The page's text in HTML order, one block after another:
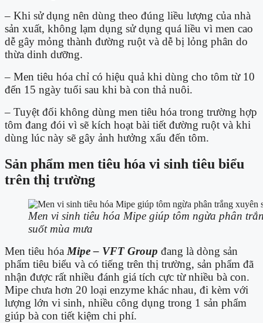
– Khi sử dụng nên dùng theo đúng liều lượng của nhà
sản xuất, không lạm dụng sử dụng quá liều vì men cao
dễ gây mỏng thành đường ruột và dễ bị lỏng phân do
thừa dinh dưỡng.
– Men tiêu hóa chỉ có hiệu quả khi dùng cho tôm từ 10
đến 15 ngày tuổi sau khi bà con thả nuôi.
– Tuyệt đối không dùng men tiêu hóa trong trường hợp
tôm đang đói vì sẽ kích hoạt bài tiết đường ruột và khi
dùng lúc này sẽ gây ảnh hưởng xấu đến tôm.
Sản phẩm men tiêu hóa vi sinh tiêu biểu
trên thị trường
Men vi sinh tiêu hóa Mipe giúp tôm ngừa phân
suốt mùa mưa
Men tiêu hóaMipe – VFT Group đang là dòng sản
phẩm tiêu biểu và có tiếng trên thị trường, sản phẩm đã
nhận được rất nhiều đánh giá tích cực từ nhiều bà con.
Mipe chưa hơn 20 loại enzyme khác nhau, đi kèm với
lượng lớn vi sinh, nhiều công dụng trong 1 sản phẩm
giúp bà con tiết kiệm chi phí.